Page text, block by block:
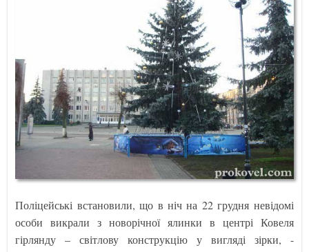
Поліцейські встановили, що в ніч на 22 грудня невідомі
особи викрали з новорічної ялинки в центрі Ковеля
гірлянду – світлову конструкцію у вигляді зірки, -